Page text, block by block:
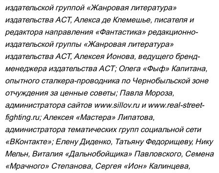
издательской группой «Жанровая литература»
издательства АСТ, Алекса де Клемешье, писателя и
редактора направления «Фантастика» редакционно-
издательской группы «Жанровая литература»
издательства АСТ, Алексея Ионова, ведущего бренд-
менеджера издательства АСТ; Олега «Фыф» Капитана,
опытного сталкера-проводника по Чернобыльской зоне
отчуждения за ценные советы; Павла Мороза,
администратора сайтов www.sillov.ru и www.real-street-
fighting.ru; Алексея «Мастера» Липатова,
администратора тематических групп социальной сети
«ВКонтакте»; Елену Диденко, Татьяну Федорищеву, Нику
Мельн, Виталия «Дальнобойщика» Павловского, Семена
«Мрачного» Степанова, Сергея «Ион» Калинцева,